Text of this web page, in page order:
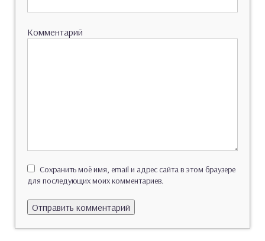
Комментарий
Сохранить моё имя, email и адрес сайта в этом браузере
для последующих моих комментариев.